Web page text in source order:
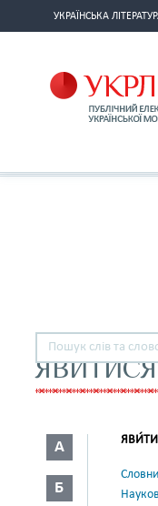
УКРАЇНСЬКА
ЯВИТИСЯ
А
Б